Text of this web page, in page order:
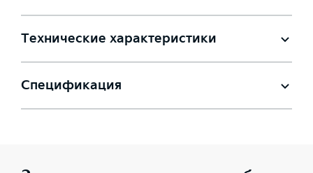
Технические характеристики
Спецификация